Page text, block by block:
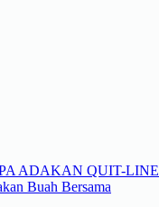
ADAKAN QUIT-LINE
Buah Bersama